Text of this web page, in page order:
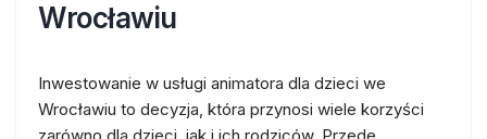
Wrocławiu
Inwestowanie w usługi animatora dla dzieci we
Wrocławiu to decyzja, która przynosi wiele korzyści